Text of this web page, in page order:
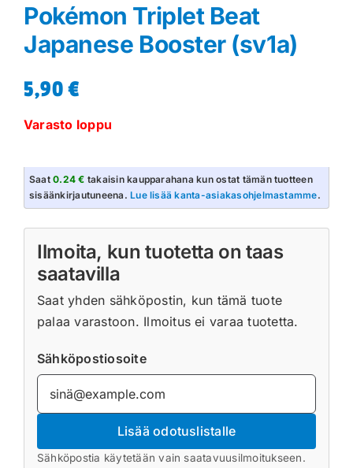
Pokémon Triplet Beat
Japanese Booster (sv1a)
5,90€
Varasto loppu
Saat0.24 € takaisin kaupparahana kun ostat tämän tuotteen
sisäänkirjautuneena.Lue lisää kanta-asiakasohjelmastamme.
Ilmoita, kun tuotetta on taas
saatavilla
Saat yhden sähköpostin, kun tämä tuote
palaa varastoon. Ilmoitus ei varaa tuotetta.
Sähköpostiosoite
Lisää odotuslistalle
Sähköpostia käytetään vain saatavuusilmoitukseen.